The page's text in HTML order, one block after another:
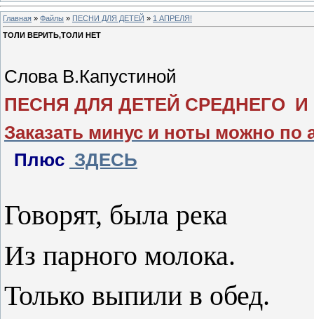
Главная » Файлы » ПЕСНИ ДЛЯ ДЕТЕЙ » 1 АПРЕЛЯ!
ТОЛИ ВЕРИТЬ,ТОЛИ НЕТ
Слова В.Капустиной
ПЕСНЯ ДЛЯ ДЕТЕЙ СРЕДНЕГО И
Заказать минус и ноты можно по
Плюс ЗДЕСЬ
Говорят, была река
Из парного молока.
Только выпили в обед.